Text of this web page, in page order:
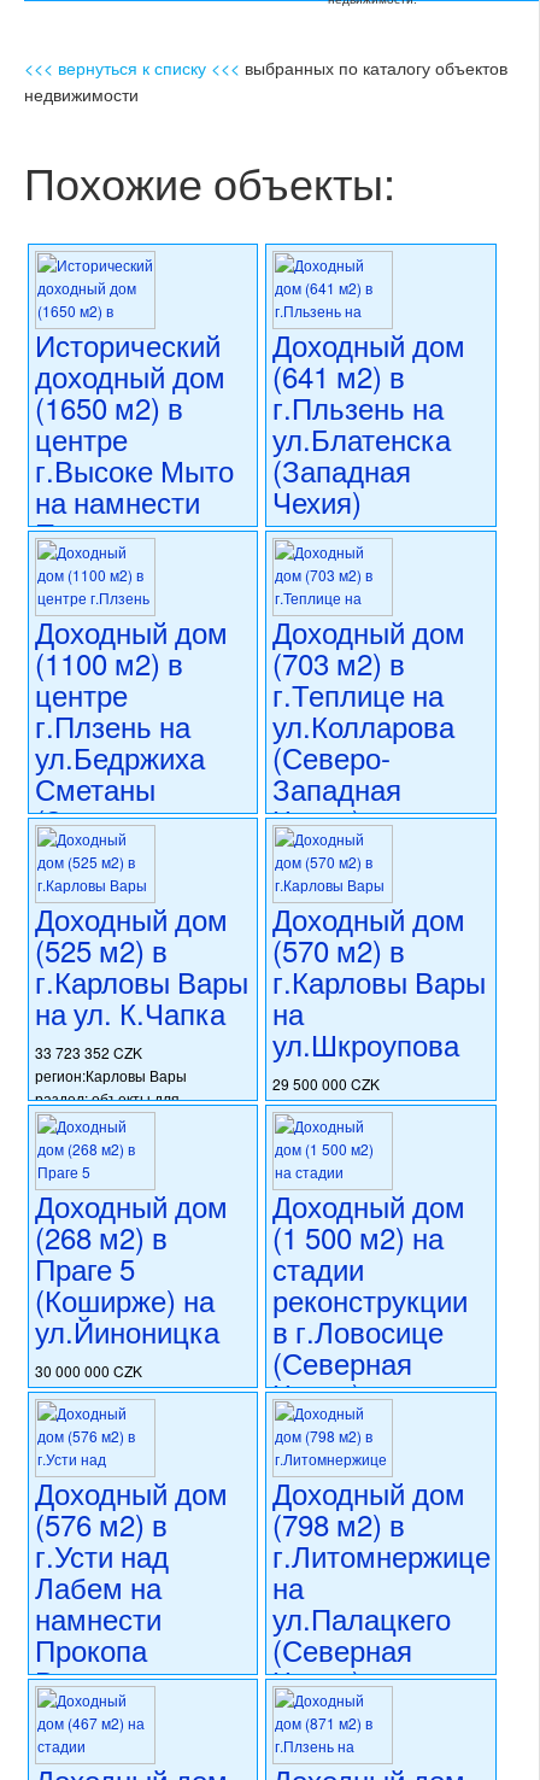
<<< вернуться к списку <<< выбранных по каталогу объектов
недвижимости
Похожие объекты:
Исторический
доходный дом
(1650 м2) в
центре
г.Высоке Мыто
на намнести
Премышла
Отакара II
(Восточная
Чехия)
26 500 000 CZK
регион:Восточная Чехия
раздел: объекты для
коммерческого использования
состояние: требуется
частичная реконструкция
номер объекта:20782
Доходный дом
(641 м2) в
г.Пльзень на
ул.Блатенска
(Западная
Чехия)
36 000 000 CZK
регион:Западная Чехия
раздел: объекты для
коммерческого использования
состояние: стандарт
номер объекта: 20711
Доходный дом
(1100 м2) в
центре
г.Плзень на
ул.Бедржиха
Сметаны
(Западная
Чехия)
38 900 000 CZK
регион:Западная Чехия
раздел: объекты для
коммерческого использования
состояние: требуется
частичная реконструкция
номер объекта:
20702
Доходный дом
(703 м2) в
г.Теплице на
ул.Колларова
(Северо-
Западная
Чехия)
26 990 000 CZK
регион:Теплице
раздел: объекты для
коммерческого использования
состояние: после
реконструкции
номер объекта:20681
Доходный дом
(525 м2) в
г.Карловы Вары
на ул. К.Чапка
33 723 352 CZK
регион:Карловы Вары
раздел: объекты для
коммерческого использования
состояние: после
реконструкции
номер объекта:20668
Доходный дом
(570 м2) в
г.Карловы Вары
на
ул.Шкроупова
29 500 000 CZK
регион:Карловы Вары
раздел: объекты для
коммерческого использования
состояние: требуется
капитальная реконструкция
номер объекта:20607
Доходный дом
(268 м2) в
Праге 5
(Коширже) на
ул.Йиноницка
30 000 000 CZK
регион:Прага 5
раздел: объекты для
коммерческого использования
состояние: требуется
частичная реконструкция
номер объекта:20442
Доходный дом
(1 500 м2) на
стадии
реконструкции
в г.Ловосице
(Северная
Чехия) на
ул.8.кветна
28 500 000 CZK
регион:Северная Чехия
раздел: объекты для
коммерческого использования
состояние: незавершенное
строительство
номер объекта:
Доходный дом
(576 м2) в
г.Усти над
Лабем на
намнести
Прокопа
Великого
(Северная
Чехия)
Доходный дом
(798 м2) в
г.Литомнержице
на
ул.Палацкего
(Северная
Чехия)
31 999 000 CZK
регион:Северная Чехия
раздел: объекты для